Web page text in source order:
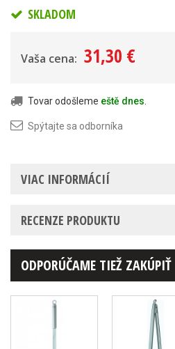
SKLADOM
Vaša cena: 31,30 €
Tovar odošleme eště dnes.
Spýtajte sa odborníka
VIAC INFORMÁCIÍ
RECENZE PRODUKTU
ODPORÚČAME TIEŽ ZAKÚPIŤ